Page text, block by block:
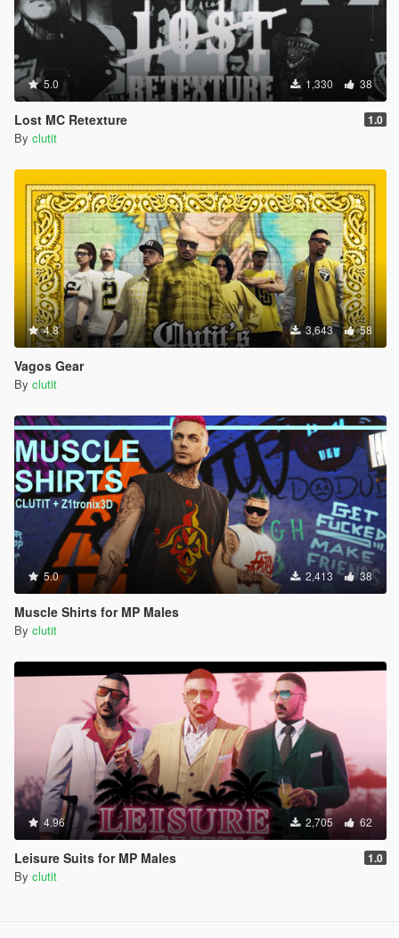
5.0 1,330 38
Lost MC Retexture 1.0
By clutit
4.8 3,643 58
Vagos Gear
By clutit
5.0 2,413 38
Muscle Shirts for MP Males
By clutit
4.96 2,705 62
Leisure Suits for MP Males 1.0
By clutit